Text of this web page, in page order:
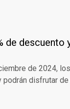
de descuento
de 2024,
disfrutar